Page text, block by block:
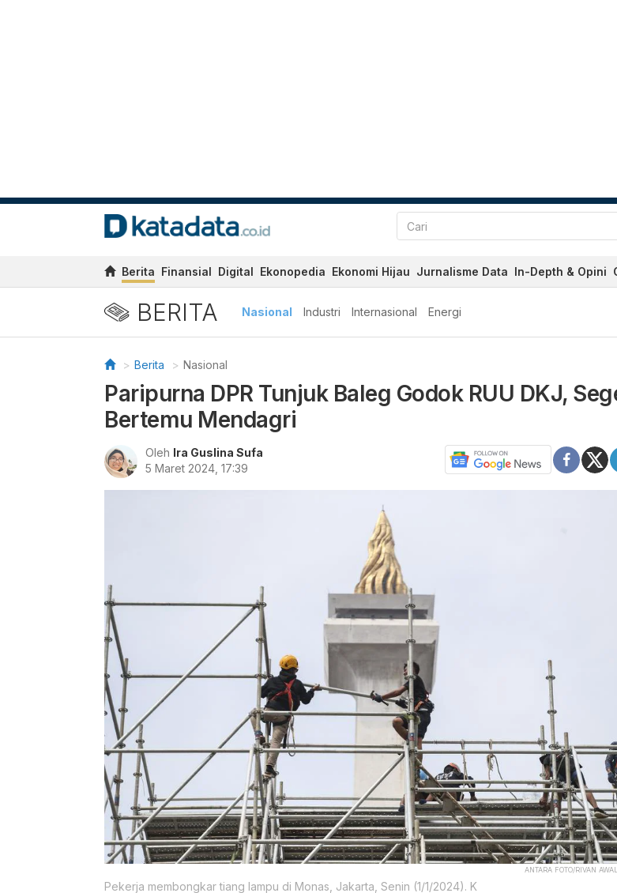
Berita Finansial Digital Ekonopedia Ekonomi Hijau Jurnalisme Data In-Depth & Opini
BERITA Nasional Industri Internasional Energi
Berita Nasional
Paripurna DPR Tunjuk Baleg Godok RUU DKJ,
Bertemu Mendagri
Oleh Ira Guslina Sufa
5 Maret 2024, 17:39
ANTARA FOTO/RIVAN
Pekerja membongkar tiang lampu di Monas, Jakarta, Senin (1/1/2024). K